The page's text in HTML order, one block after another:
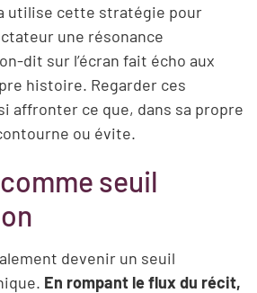
utilise cette stratégie pour
une résonance
dit sur l’écran fait écho aux
histoire. Regarder ces
affronter ce que, dans sa propre
ou évite.
seuil
devenir un seuil
En rompant le flux du récit,